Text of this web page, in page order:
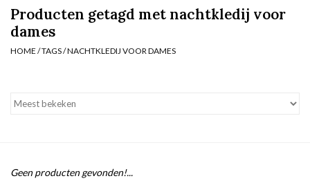
Slip
Body
Homewear
Producten getagd met nachtkledij voor
dames
HOME /TAGS/NACHTKLEDIJ VOOR DAMES
Geen producten gevonden!...